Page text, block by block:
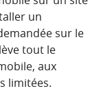
un
sur le
tout le
aux
limitées.